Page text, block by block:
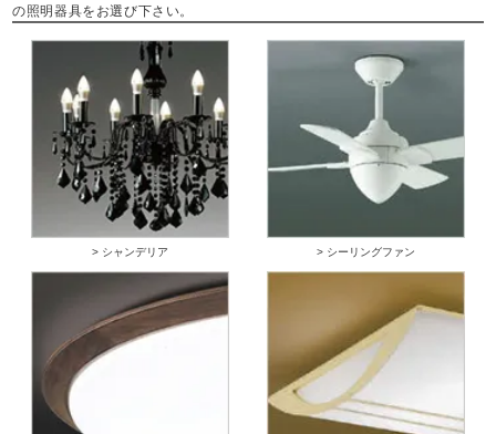
の照明器具をお選び下さい。
> シャンデリア > シーリングファン